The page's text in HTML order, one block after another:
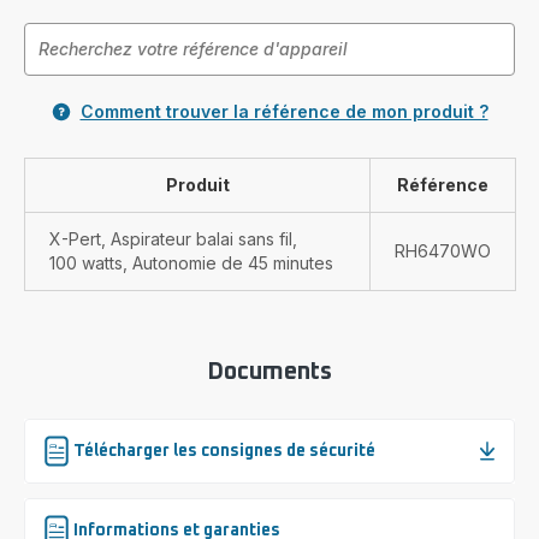
Comment trouver la référence de mon produit ?
Produit Référence
X-Pert, Aspirateur balai sans fil,
100 watts, Autonomie de 45 minutes
RH6470WO
Documents
Télécharger les consignes de sécurité
Informations et garanties